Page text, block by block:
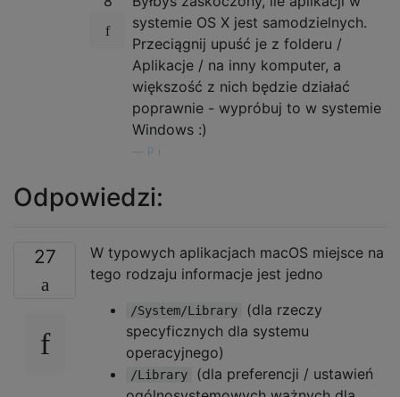
systemie OS X jest samodzielnych.
Przeciągnij upuść je z folderu /
Aplikacje / na inny komputer, a
większość z nich będzie działać
poprawnie - wypróbuj to w systemie
Windows :)
P i
Odpowiedzi:
27
W typowych aplikacjach macOS miejsce na
tego rodzaju informacje jest jedno
/System/Library
(dla rzeczy
specyficznych dla systemu
operacyjnego)
/Library
(dla preferencji / ustawień